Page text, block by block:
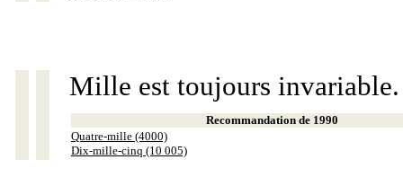
Mille est toujours invariable.
Recommandation de 1990
Quatre-mille (4000)
Dix-mille-cinq (10 005)